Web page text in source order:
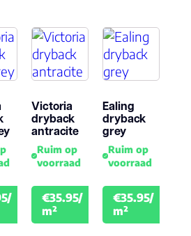
(jaren)
Garantie
€39.95
Victoria
dryback
antracite
Ruim op
voorraad
€35.95/
m²
€39.95
Ealing
dryback
grey
Ruim op
voorraad
€35.95/
m²